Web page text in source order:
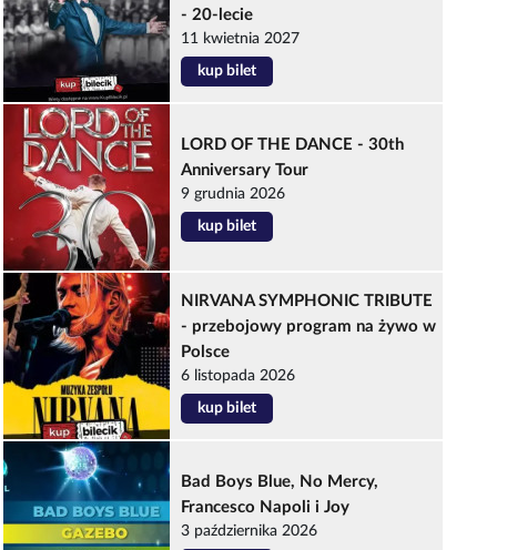
- 20-lecie
11 kwietnia 2027
kup bilet
LORD OF THE DANCE - 30th
Anniversary Tour
9 grudnia 2026
kup bilet
NIRVANA SYMPHONIC TRIBUTE
- przebojowy program na żywo w
Polsce
6 listopada 2026
kup bilet
Bad Boys Blue, No Mercy,
Francesco Napoli i Joy
3 października 2026